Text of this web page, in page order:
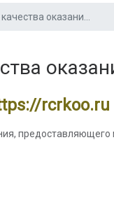
оказани...
rcrkoo.ru
предоставляющего